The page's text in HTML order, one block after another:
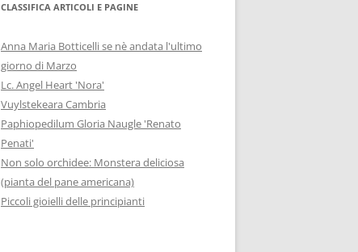
CLASSIFICA ARTICOLI E PAGINE
Anna Maria Botticelli se nè andata l'ultimo
giorno di Marzo
Lc. Angel Heart 'Nora'
Vuylstekeara Cambria
Paphiopedilum Gloria Naugle 'Renato
Penati'
Non solo orchidee: Monstera deliciosa
(pianta del pane americana)
Piccoli gioielli delle principianti